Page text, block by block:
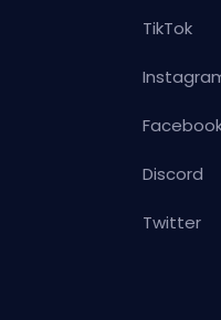
TikTok
Discord
Twitter